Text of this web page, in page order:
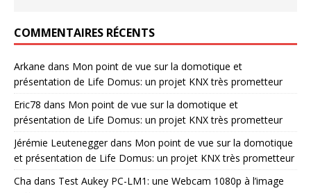
COMMENTAIRES RÉCENTS
Arkane dans Mon point de vue sur la domotique et
présentation de Life Domus: un projet KNX très prometteur
Eric78 dans Mon point de vue sur la domotique et
présentation de Life Domus: un projet KNX très prometteur
Jérémie Leuteneggerdans Mon point de vue sur la domotique
et présentation de Life Domus: un projet KNX très prometteur
Cha dans Test Aukey PC-LM1: une Webcam 1080p à l’image